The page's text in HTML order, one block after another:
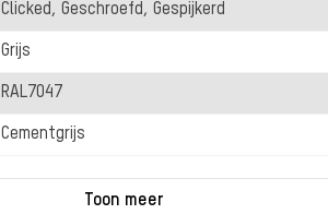
Clicked, Geschroefd, Gespijkerd
Grijs
RAL7047
Cementgrijs